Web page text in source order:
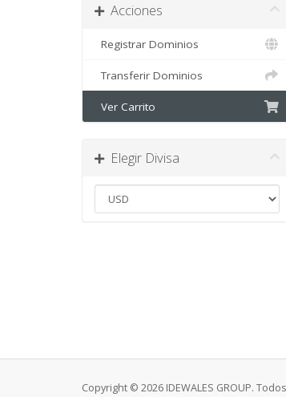
Acciones
Registrar Dominios
Transferir Dominios
Ver Carrito
Elegir Divisa
Copyright © 2026 IDEWALES GROUP.